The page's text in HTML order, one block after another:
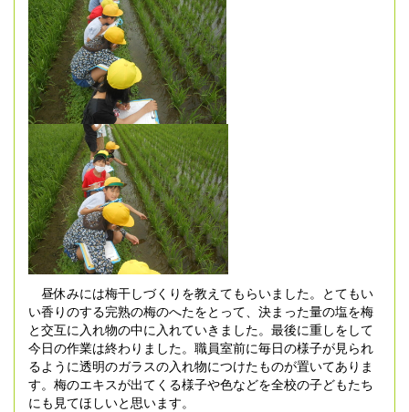
昼休みには梅干しづくりを教えてもらいました。とてもい
い香りのする完熟の梅のへたをとって、決まった量の塩を梅
と交互に入れ物の中に入れていきました。最後に重しをして
今日の作業は終わりました。職員室前に毎日の様子が見られ
るように透明のガラスの入れ物につけたものが置いてありま
す。梅のエキスが出てくる様子や色などを全校の子どもたち
にも見てほしいと思います。